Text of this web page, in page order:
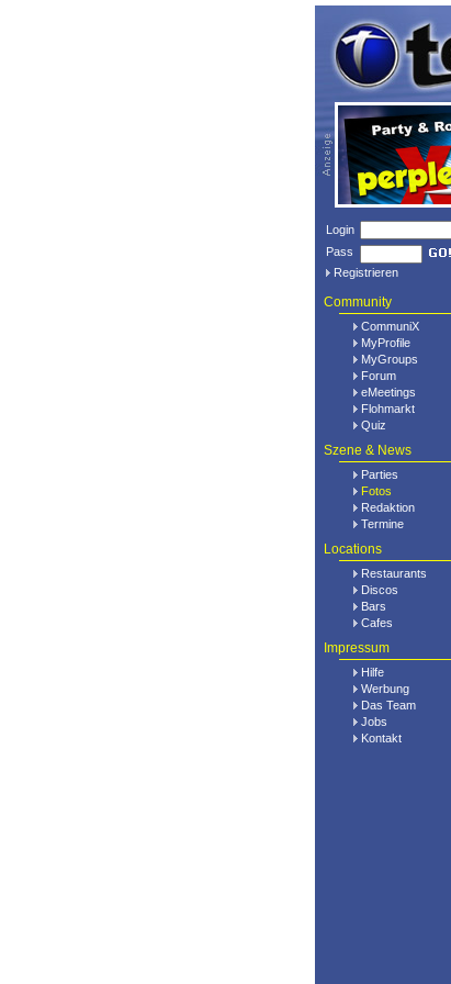
Login
Pass
Registrieren
Community
CommuniX
MyProfile
MyGroups
Forum
eMeetings
Flohmarkt
Quiz
Szene & News
Parties
Fotos
Redaktion
Termine
Locations
Restaurants
Discos
Bars
Cafes
Impressum
Hilfe
Werbung
Das Team
Jobs
Kontakt